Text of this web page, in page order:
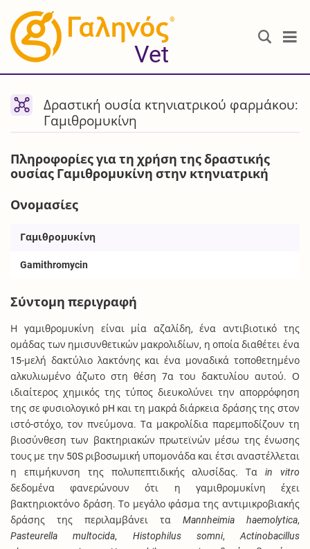
®
Vet
Δραστική ουσία κτηνιατρικού φαρμάκου:
Γαμιθρομυκίνη
Πληροφορίες για τη χρήση της δραστικής
ουσίας Γαμιθρομυκίνη στην κτηνιατρική
Ονομασίες
Γαμιθρομυκίνη
Gamithromycin
Σύντομη περιγραφή
Η γαμιθρομυκίνη είναι μία αζαλίδη, ένα αντιβιοτικό της
ομάδας των ημισυνθετικών μακρολιδίων, η οποία διαθέτει ένα
15-μελή δακτύλιο λακτόνης και ένα μοναδικά τοποθετημένο
αλκυλιωμένο άζωτο στη θέση 7α του δακτυλίου αυτού. Ο
ιδιαίτερος χημικός της τύπος διευκολύνει την απορρόφηση
της σε φυσιολογικό pH και τη μακρά διάρκεια δράσης της στον
ιστό-στόχο, τον πνεύμονα. Τα μακρολίδια παρεμποδίζουν τη
βιοσύνθεση των βακτηριακών πρωτεϊνών μέσω της ένωσης
τους με την 50S ριβοσωμική υπομονάδα και έτσι αναστέλλεται
η επιμήκυνση της πολυπεπτιδικής αλυσίδας. Ταin vitro
δεδομένα φανερώνουν ότι η γαμιθρομυκίνη έχει
βακτηριοκτόνο δράση. Το μεγάλο φάσμα της αντιμικροβιακής
δράσης της περιλαμβάνει τα Mannheimia haemolytica,
Pasteurella multocida, Histophilus somni,Actinobacillus